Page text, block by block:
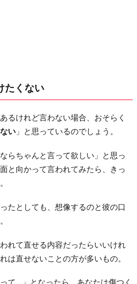
たくない
るけれど言わない場合、おそらく
い 」と思っているのでしょう。
らちゃんと言って欲しい」と思っ
と向かって言われてみたら、きっ
たとしても、想像するのと彼の口
れて直せる内容だったらいいけれ
は直せないことの方が多いもの。